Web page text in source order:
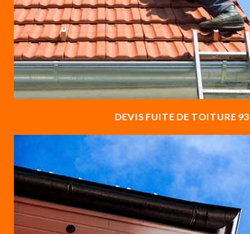
DEVIS FUITE DE TOITURE 93